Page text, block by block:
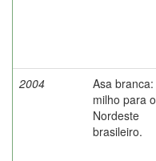
2004
Asa branca:
milho para o
Nordeste
brasileiro.